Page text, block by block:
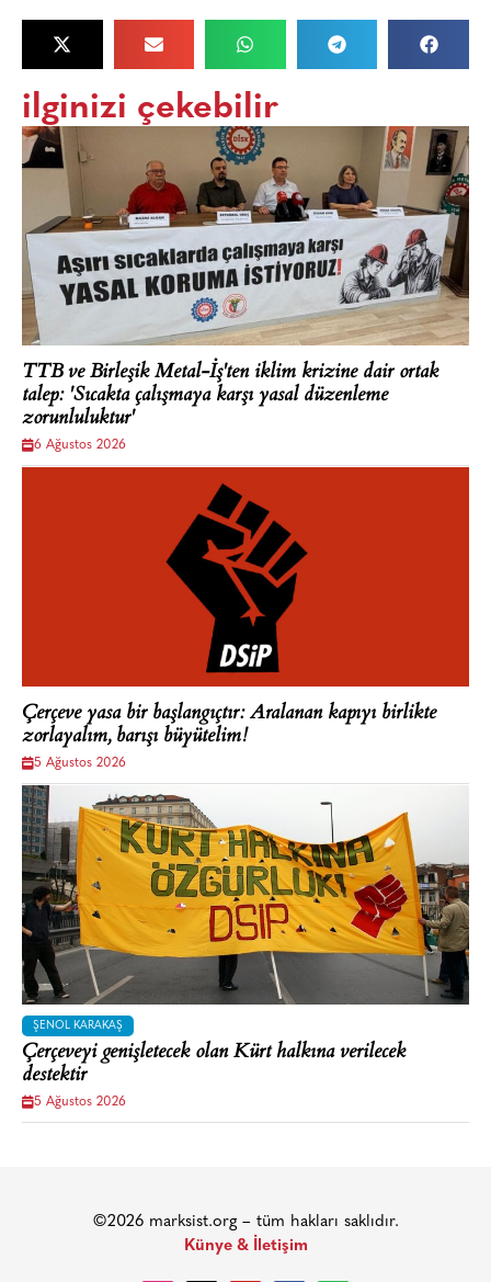
ilginizi çekebilir
TTB ve Birleşik Metal-İş'ten iklim krizine dair ortak
talep: 'Sıcakta çalışmaya karşı yasal düzenleme
zorunluluktur'
6 Ağustos 2026
Çerçeve yasa bir başlangıçtır: Aralanan kapıyı birlikte
zorlayalım, barışı büyütelim!
5 Ağustos 2026
ŞENOL KARAKAŞ
Çerçeveyi genişletecek olan Kürt halkına verilecek
destektir
5 Ağustos 2026
©2026 marksist.org – tüm hakları saklıdır.
Künye & İletişim